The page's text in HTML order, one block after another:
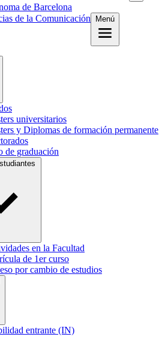
de Barcelona
de la Comunicación Menú
universitarios
y Diplomas de formación permanente
de graduación
en la Facultad
de 1er curso
por cambio de estudios
entrante (IN)